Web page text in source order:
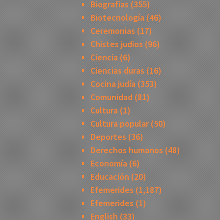
Biografias (355)
Biotecnología (46)
Ceremonias (17)
Chistes judios (96)
Ciencia (6)
Ciencias duras (16)
Cocina judía (353)
Comunidad (81)
Cultura (1)
Cultura popular(50)
Deportes (36)
Derechos humanos (48)
Economía (6)
Educación (20)
Efemerides (1,187)
Efemerides (1)
English (33)